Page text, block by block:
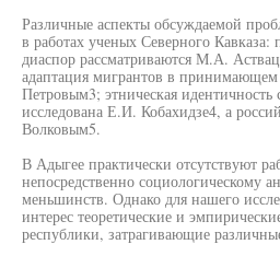
Различные аспекты обсуждаемой
в работах ученых Северного Кавказа:
диаспор рассматриваются М.А.
адаптация мигрантов в
Петровым3; этническая идентичность
исследована Е.И. Кобахидзе4, а
Волковым5.
В Адыгее практически отсутствуют
непосредственно социологическому
меньшинств. Однако для нашего
интерес теоретические и
республики, затрагивающие